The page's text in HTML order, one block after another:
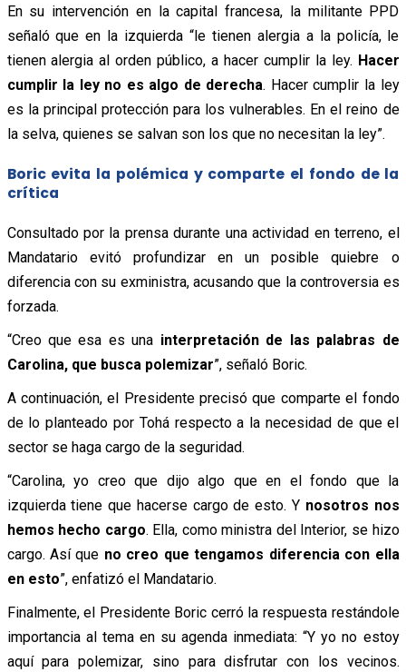
En su intervención en la capital francesa, la militante PPD
señaló que en la izquierda “le tienen alergia a la policía, le
tienen alergia al orden público, a hacer cumplir la ley. Hacer
cumplir la ley no es algo de derecha. Hacer cumplir la ley
es la principal protección para los vulnerables. En el reino de
la selva, quienes se salvan son los que no necesitan la ley”.
Boric evita la polémica y comparte el fondo de la
crítica
Consultado por la prensa durante una actividad en terreno, el
Mandatario evitó profundizar en un posible quiebre o
diferencia con su exministra, acusando que la controversia es
forzada.
“Creo que esa es una interpretación de las palabras de
Carolina, que busca polemizar”, señaló Boric.
A continuación, el Presidente precisó que comparte el fondo
de lo planteado por Tohá respecto a la necesidad de que el
sector se haga cargo de la seguridad.
“Carolina, yo creo que dijo algo que en el fondo que la
izquierda tiene que hacerse cargo de esto. Y nosotros nos
hemos hecho cargo. Ella, como ministra del Interior, se hizo
cargo. Así que no creo que tengamos diferencia con ella
en esto”, enfatizó el Mandatario.
Finalmente, el Presidente Boric cerró la respuesta restándole
importancia al tema en su agenda inmediata: “Y yo no estoy
aquí para polemizar, sino para disfrutar con los vecinos.